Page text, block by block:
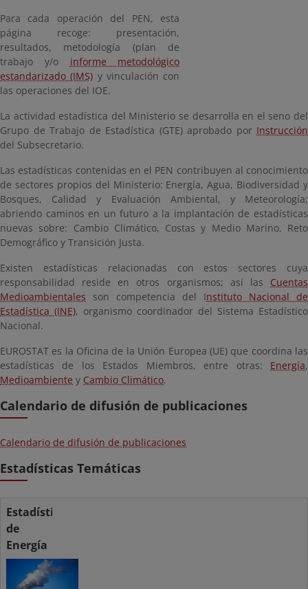
Para cada operación del PEN, esta
página recoge: presentación,
resultados, metodología (plan de
trabajo y/o informe metodológico
estandarizado (IMS) y vinculación con
las operaciones del IOE.
La actividad estadística del Ministerio se desarrolla en el seno del
Grupo de Trabajo de Estadística (GTE) aprobado por Instrucción
del Subsecretario.
Las estadísticas contenidas en el PEN contribuyen al conocimiento
de sectores propios del Ministerio: Energía, Agua, Biodiversidad y
Bosques, Calidad y Evaluación Ambiental, y Meteorología;
abriendo caminos en un futuro a la implantación de estadísticas
nuevas sobre: Cambio Climático, Costas y Medio Marino, Reto
Demográfico y Transición Justa.
Existen estadísticas relacionadas con estos sectores cuya
responsabilidad reside en otros organismos; así las Cuentas
Medioambientales son competencia del Instituto Nacional de
Estadística (INE), organismo coordinador del Sistema Estadístico
Nacional.
EUROSTAT es la Oficina de la Unión Europea (UE) que coordina las
estadísticas de los Estados Miembros, entre otras: Energía,
Medioambiente y Cambio Climático.
Calendario de difusión de publicaciones
Calendario de difusión de publicaciones
Estadísticas Temáticas
Estadísticas
de
Energía